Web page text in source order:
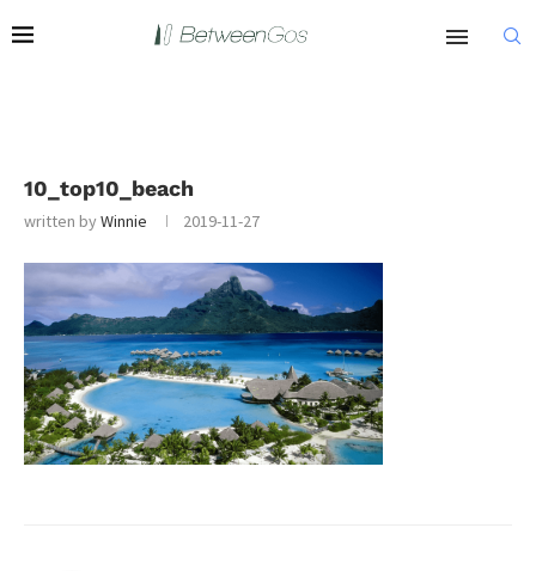
10_top10_beach
written byWinnie 2019-11-27